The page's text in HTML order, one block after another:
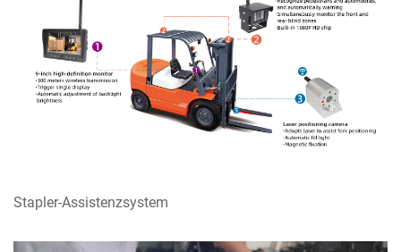
Stapler-Assistenzsystem